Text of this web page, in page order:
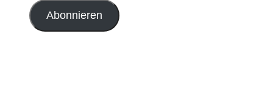
Adresse
Abonnieren